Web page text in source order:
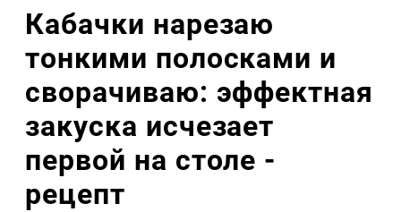
Кабачки нарезаю
тонкими полосками и
сворачиваю: эффектная
закуска исчезает
первой на столе -
рецепт